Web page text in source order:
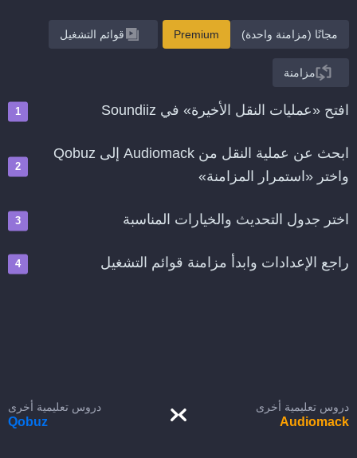
مجانًا (مزامنة واحدة) Premium قوائم التشغيل
مزامنة
افتح «عمليات النقل الأخيرة» في Soundiiz
ابحث عن عملية النقل من Audiomack إلى Qobuz
واختر «استمرار المزامنة»
اختر جدول التحديث والخيارات المناسبة
راجع الإعدادات وابدأ مزامنة قوائم التشغيل
دروس تعليمية أخرى
Audiomack
دروس تعليمية أخرى
Qobuz